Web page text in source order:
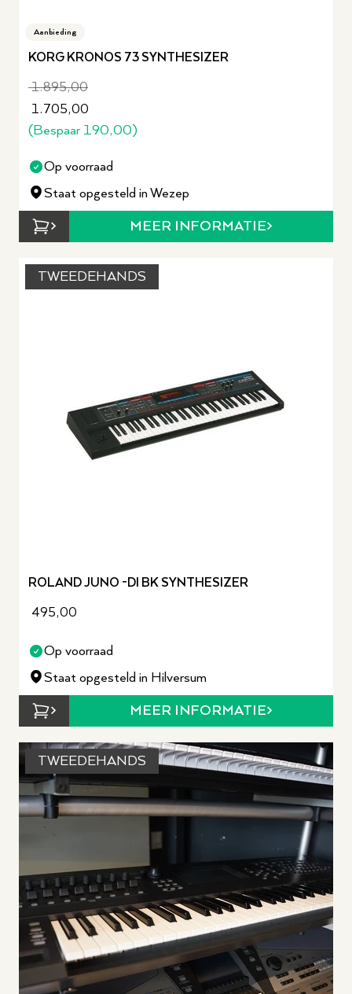
Aanbieding
KORG KRONOS 73 SYNTHESIZER
1.895,00
1.705,00
(Bespaar 190,00)
Op voorraad
Staat opgesteld in Wezep
MEER INFORMATIE
TWEEDEHANDS
ROLAND JUNO -DI BK SYNTHESIZER
495,00
Op voorraad
Staat opgesteld in Hilversum
MEER INFORMATIE
TWEEDEHANDS